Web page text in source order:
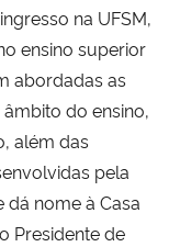
na UFSM,
ensino superior
abordadas as
do ensino,
além das
pela
dá nome à Casa
Presidente de